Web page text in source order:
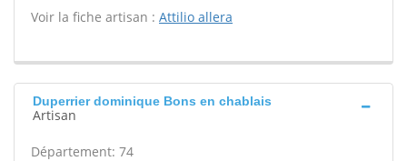
Voir la fiche artisan : Attilio allera
Duperrier dominique Bons en chablais
Artisan
Département: 74